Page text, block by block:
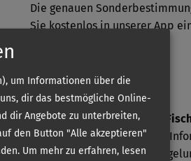
Die genauen
Sie kostenlos in unserer App
Dieses Gewässer wird vom
bewirtschaftet. Für weitere
Befischungsrechten und
um Informationen über die
dir das bestmögliche Online-
dir Angebote zu unterbreiten,
den Button "Alle akzeptieren"
Um mehr zu erfahren, lesen